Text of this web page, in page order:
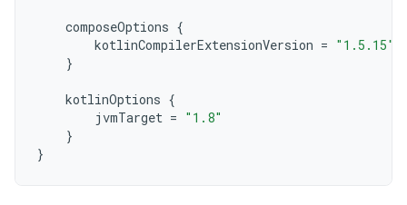
composeOptions {
kotlinCompilerExtensionVersion = "1.5.15"
}
kotlinOptions {
jvmTarget = "1.8"
}
}